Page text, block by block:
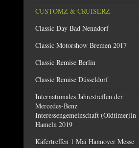
CUSTOMZ & CRUISERZ
Classic Day Bad Nenndorf
Classic Motorshow Bremen 2017
Classic Remise Berlin
Classic Remise Düsseldorf
Internationales Jahrestreffen der
Mercedes-Benz
Interessengemeinschaft (Oldtimer)in
Hameln 2019
Käfertreffen 1 Mai Hannover Messe